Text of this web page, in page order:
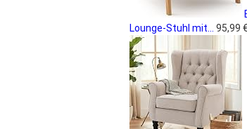
Lounge-Stuhl mit...
95,99 €